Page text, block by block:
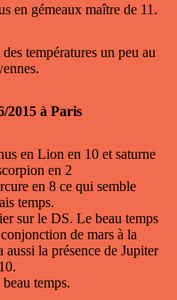
en gémeaux maître de 11.
températures un peu au
2015 à Paris
en Lion en 10 et saturne
en 2
en 8 ce qui semble
temps.
sur le DS. Le beau temps
de mars à la
la présence de Jupiter
temps.